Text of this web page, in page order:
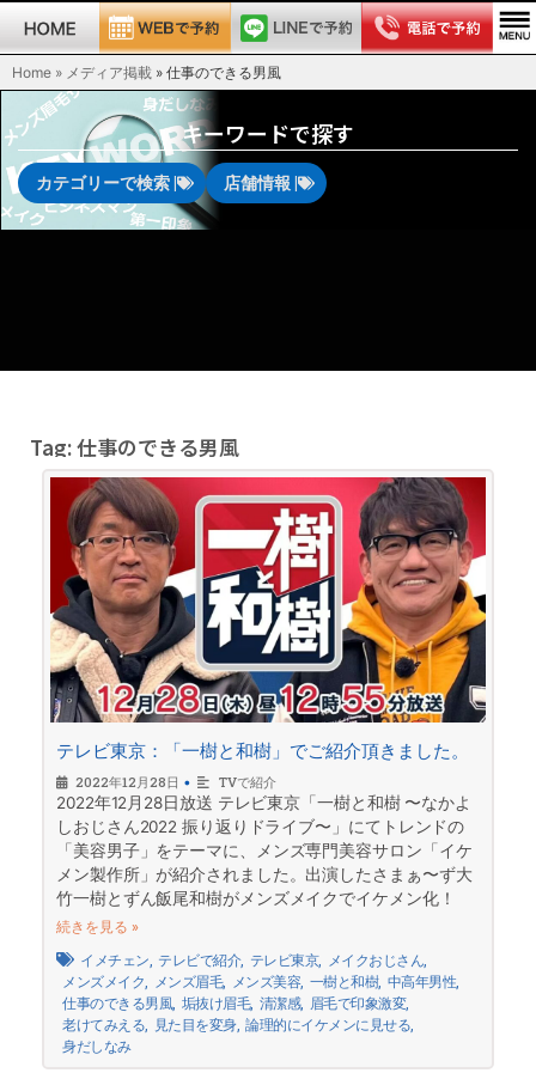
Home » メディア掲載 » 仕事のできる男風
キーワードで探す
カテゴリーで検索 | 店舗情報 |
Tag: 仕事のできる男風
テレビ東京：「一樹と和樹」でご紹介頂きました。
2022年12月28日 • TVで紹介
2022年12月28日放送 テレビ東京「一樹と和樹 〜なかよ
しおじさん2022 振り返りドライブ〜」にてトレンドの
「美容男子」をテーマに、メンズ専門美容サロン「イケ
メン製作所」が紹介されました。出演したさまぁ〜ず大
竹一樹とずん飯尾和樹がメンズメイクでイケメン化！
続きを見る »
イメチェン テレビで紹介, テレビ東京, メイクおじさん
メンズメイク
メンズ眉毛, メンズ美容, 一樹と和樹, 中高年男性
仕事のできる男風, 垢抜け眉毛, 清潔感, 眉毛で印象激変,
老けてみえる
見た目を変身, 論理的にイケメンに見せる
身だしなみ